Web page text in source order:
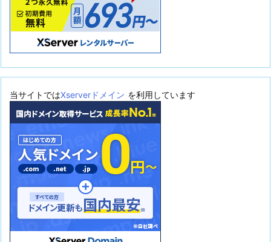
当サイトではXserverドメイン を利用しています